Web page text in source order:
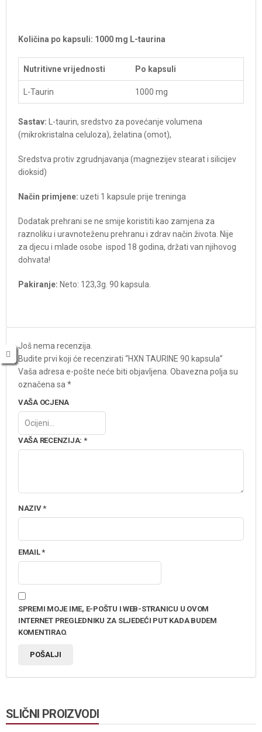
Količina po kapsuli: 1000 mg L-taurina
Nutritivne vrijednosti Po kapsuli
L-Taurin 1000 mg
Sastav: L-taurin, sredstvo za povećanje volumena
(mikrokristalna celuloza), želatina (omot),
Sredstva protiv zgrudnjavanja (magnezijev stearat i silicijev
dioksid)
Način primjene: uzeti 1 kapsule prije treninga
Dodatak prehrani se ne smije koristiti kao zamjena za
raznoliku i uravnoteženu prehranu i zdrav način života. Nije
za djecu i mlade osobe ispod 18 godina, držati van njihovog
dohvata!
Pakiranje: Neto: 123,3g. 90 kapsula.
Još nema recenzija.
Budite prvi koji će recenzirati “HXN TAURINE 90 kapsula”
Vaša adresa e-pošte neće biti objavljena. Obavezna polja su
označena sa *
VAŠA OCJENA
VAŠA RECENZIJA: *
NAZIV*
EMAIL*
SPREMI MOJE IME, E-POŠTU I WEB-STRANICU U OVOM
INTERNET PREGLEDNIKU ZA SLJEDEĆI PUT KADA BUDEM
KOMENTIRAO.
SLIČNI PROIZVODI